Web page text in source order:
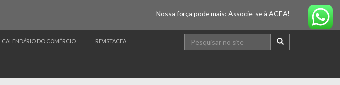
Nossa força pode mais: Associe-se à ACEA!
CALENDÁRIO DO COMÉRCIO REVISTACEA